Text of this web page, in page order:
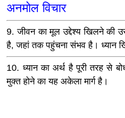
अनमोल विचार
9. जीवन का मूल उद्देश्य खिलने की
है, जहां तक पहुंचना संभव है। ध्यान
10. ध्यान का अर्थ है पूरी तरह से
मुक्त होने का यह अकेला मार्ग है।